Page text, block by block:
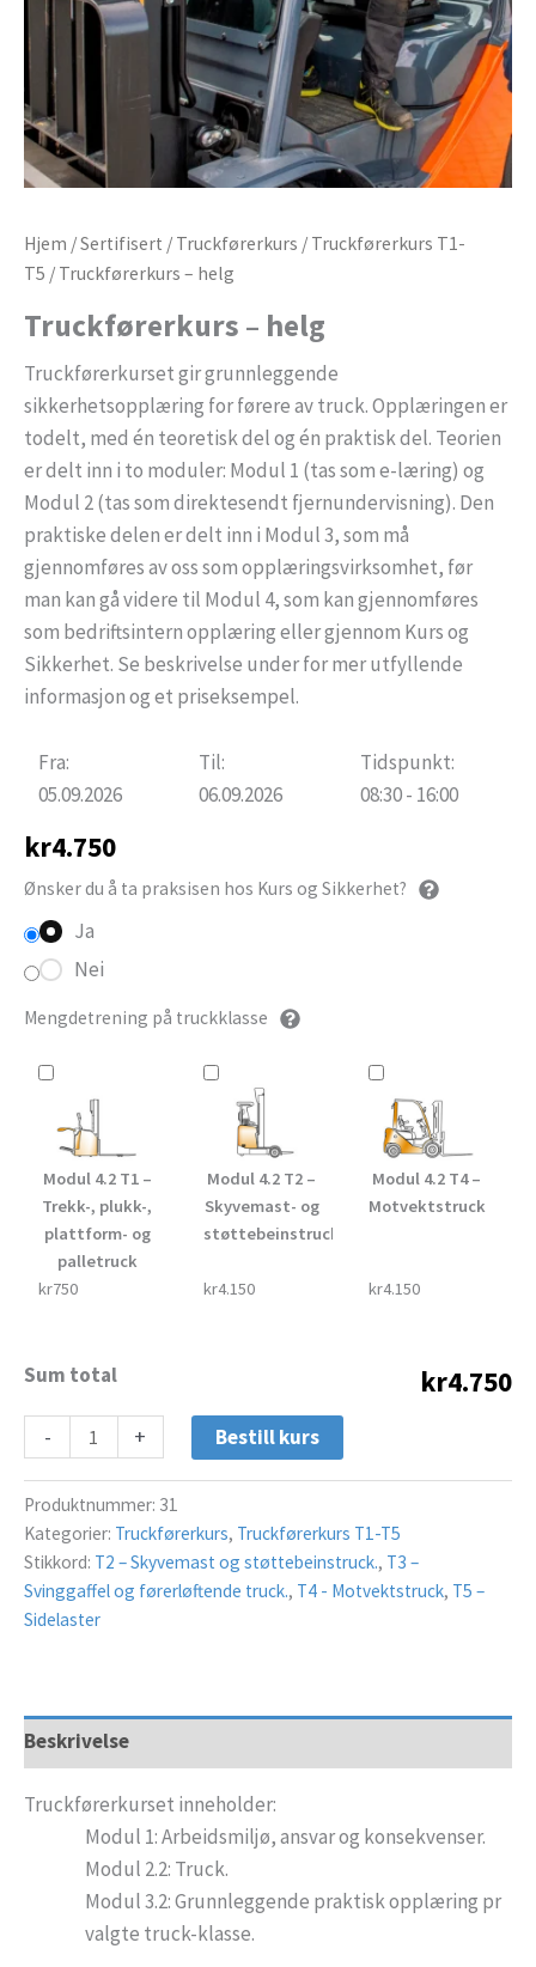
Hjem /Sertifisert / Truckførerkurs / Truckførerkurs T1-
T5 / Truckførerkurs – helg
Truckførerkurs – helg
Truckførerkurset gir grunnleggende
sikkerhetsopplæring for førere av truck. Opplæringen er
todelt, med én teoretisk del og én praktisk del. Teorien
er delt inn i to moduler: Modul 1 (tas som e-læring) og
Modul 2 (tas som direktesendt fjernundervisning). Den
praktiske delen er delt inn i Modul 3, som må
gjennomføres av oss som opplæringsvirksomhet, før
man kan gå videre til Modul 4, som kan gjennomføres
som bedriftsintern opplæring eller gjennom Kurs og
Sikkerhet. Se beskrivelse under for mer utfyllende
informasjon og et priseksempel.
Fra:
05.09.2026
Til:
06.09.2026
Tidspunkt:
08:30 - 16:00
kr4.750
Ønsker du å ta praksisen hos Kurs og Sikkerhet?
Ja
Nei
Mengdetrening på truckklasse
Modul 4.2 T1 –
Trekk-, plukk-,
plattform- og
palletruck
kr750
Modul 4.2 T2 –
Skyvemast- og
støttebeinstruck
kr4.150
Modul 4.2 T4 –
Motvektstruck
kr4.150
Sum total kr4.750
- + Bestill kurs
Produktnummer: 31
Kategorier: Truckførerkurs, Truckførerkurs T1-T5
Stikkord: T2 – Skyvemast og støttebeinstruck., T3 –
Svinggaffel og førerløftende truck., T4 - Motvektstruck, T5 –
Sidelaster
Beskrivelse
Truckførerkurset inneholder:
Modul 1: Arbeidsmiljø, ansvar og konsekvenser.
Modul 2.2: Truck.
Modul 3.2: Grunnleggende praktisk opplæring pr
valgte truck-klasse.